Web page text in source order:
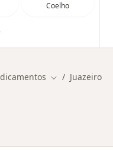
Coelho
Mudar de cidade
Juazeiro